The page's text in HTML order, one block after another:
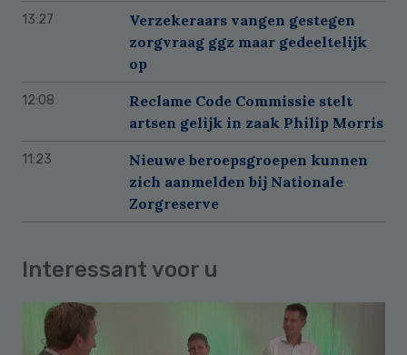
13:27
Verzekeraars vangen gestegen
zorgvraag ggz maar gedeeltelijk
op
12:08
Reclame Code Commissie stelt
artsen gelijk in zaak Philip Morris
11:23
Nieuwe beroepsgroepen kunnen
zich aanmelden bij Nationale
Zorgreserve
Interessant voor u